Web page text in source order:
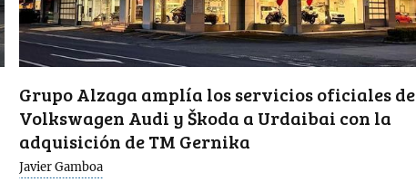
Grupo Alzaga amplía los servicios oficiales de
Volkswagen Audi y Škoda a Urdaibai con la
adquisición de TM Gernika
Javier Gamboa